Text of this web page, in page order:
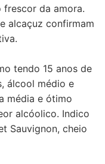
frescor da amora.
alcaçuz confirmam
tendo 15 anos de
álcool médio e
média e ótimo
alcóolico. Indico
Sauvignon, cheio